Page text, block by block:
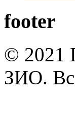
footer
© 2021
ЗИО.